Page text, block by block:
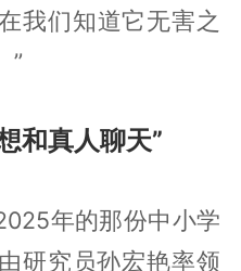
我们知道它无害之
”
和真人聊天”
年的那份中小学
研究员孙宏艳率领